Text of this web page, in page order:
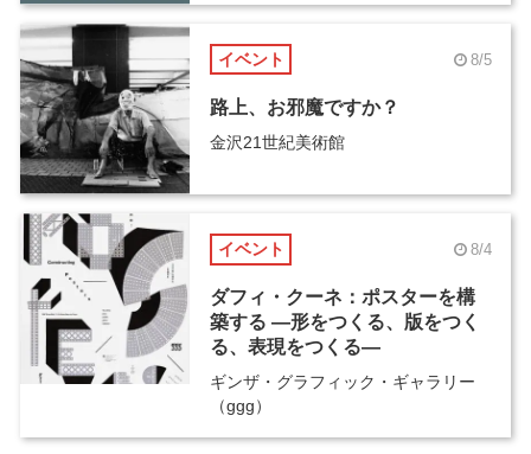
イベント 8/5
路上、お邪魔ですか？
金沢21世紀美術館
イベント 8/4
ダフィ・クーネ：ポスターを構
築する ―形をつくる、版をつく
る、表現をつくる―
ギンザ・グラフィック・ギャラリー
（ggg）